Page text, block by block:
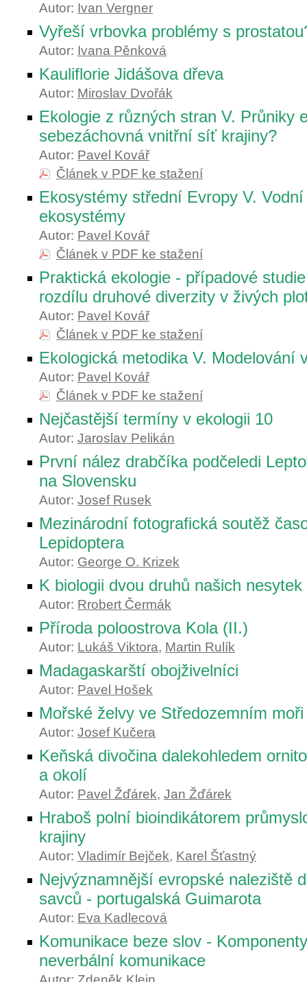
Autor: Ivan Vergner
Vyřeší vrbovka problémy s
Autor: Ivana Pěnková
Kauliflorie Jidášova dřeva
Autor: Miroslav Dvořák
Ekologie z různých stran V. Průniky
sebezáchovná vnitřní síť krajiny?
Autor: Pavel Kovář
Článek v PDF ke stažení
Ekosystémy střední Evropy V.
ekosystémy
Autor: Pavel Kovář
Článek v PDF ke stažení
Praktická ekologie - případové
rozdílu druhové diverzity v živých
Autor: Pavel Kovář
Článek v PDF ke stažení
Ekologická metodika V. Modelování
Autor: Pavel Kovář
Článek v PDF ke stažení
Nejčastější termíny v ekologii 10
Autor: Jaroslav Pelikán
První nález drabčíka podčeledi
na Slovensku
Autor: Josef Rusek
Mezinárodní fotografická soutěž
Lepidoptera
Autor: George O. Krizek
K biologii dvou druhů našich nesytek
Autor: Rrobert Čermák
Příroda poloostrova Kola (II.)
Autor: Lukáš Viktora, Martin Rulík
Madagaskarští obojživelníci
Autor: Pavel Hošek
Mořské želvy ve Středozemním
Autor: Josef Kučera
Keňská divočina dalekohledem
a okolí
Autor: Pavel Žďárek, Jan Žďárek
Hraboš polní bioindikátorem
krajiny
Autor: Vladimír Bejček, Karel Šťastný
Nejvýznamnější evropské naleziště
savců - portugalská Guimarota
Autor: Eva Kadlecová
Komunikace beze slov -
neverbální komunikace